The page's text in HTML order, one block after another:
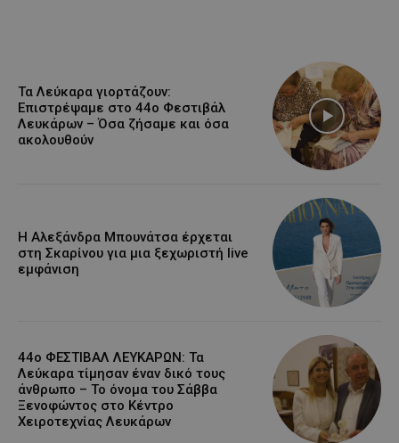
Τα Λεύκαρα γιορτάζουν:
Επιστρέψαμε στο 44ο Φεστιβάλ
Λευκάρων – Όσα ζήσαμε και όσα
ακολουθούν
Η Αλεξάνδρα Μπουνάτσα έρχεται
στη Σκαρίνου για μια ξεχωριστή live
εμφάνιση
44ο ΦΕΣΤΙΒΑΛ ΛΕΥΚΑΡΩΝ: Τα
Λεύκαρα τίμησαν έναν δικό τους
άνθρωπο – Το όνομα του Σάββα
Ξενοφώντος στο Κέντρο
Χειροτεχνίας Λευκάρων